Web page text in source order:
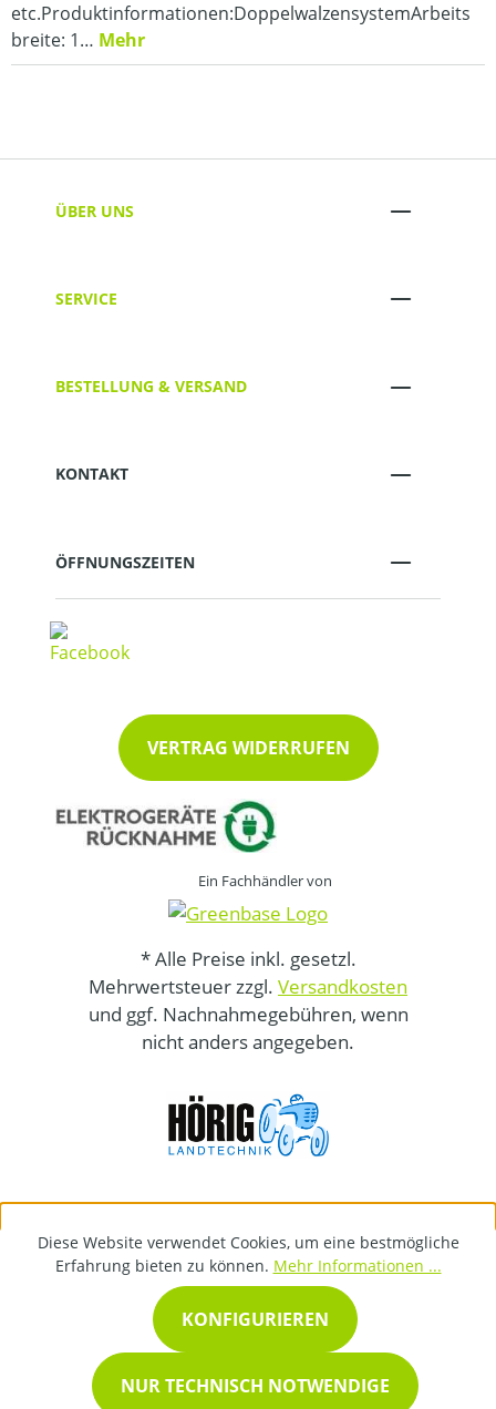
etc.Produktinformationen:DoppelwalzensystemArbeits
breite: 1… Mehr
ÜBER UNS
SERVICE
BESTELLUNG & VERSAND
KONTAKT
ÖFFNUNGSZEITEN
VERTRAG WIDERRUFEN
Ein Fachhändler von
* Alle Preise inkl. gesetzl.
Mehrwertsteuer zzgl. Versandkosten
und ggf. Nachnahmegebühren, wenn
nicht anders angegeben.
Diese Website verwendet Cookies, um eine bestmögliche
Erfahrung bieten zu können. Mehr Informationen ...
NUR TECHNISCH NOTWENDIGE
KONFIGURIEREN